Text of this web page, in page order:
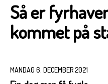
Så er
kommet på
MANDAG 6. DECEMBER 2021